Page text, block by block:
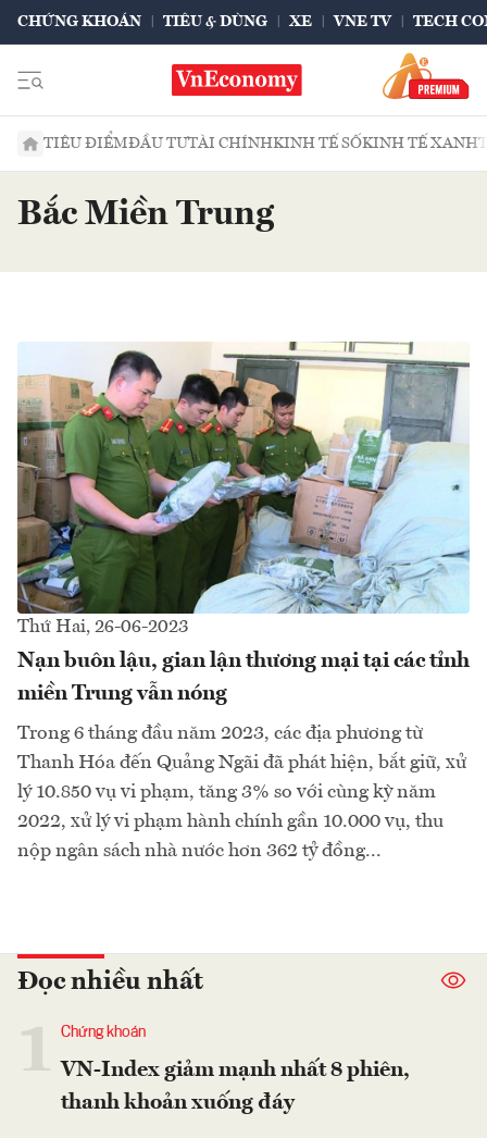
CHỨNG KHOÁN TIÊU & DÙNG XE VNE TV TECH
TIÊU ĐIỂMĐẦU TƯTÀI CHÍNHKINH TẾ SỐKINH TẾ XANH
Bắc Miền Trung
Thứ Hai, 26-06-2023
Nạn buôn lậu, gian lận thương mại tại các tỉnh
miền Trung vẫn nóng
Trong 6 tháng đầu năm 2023, các địa phương từ
Thanh Hóa đến Quảng Ngãi đã phát hiện, bắt giữ, xử
lý 10.850 vụ vi phạm, tăng 3% so với cùng kỳ năm
2022, xử lý vi phạm hành chính gần 10.000 vụ, thu
nộp ngân sách nhà nước hơn 362 tỷ đồng...
Đọc nhiều nhất
Chứng khoán
VN-Index giảm mạnh nhất 8 phiên,
thanh khoản xuống đáy